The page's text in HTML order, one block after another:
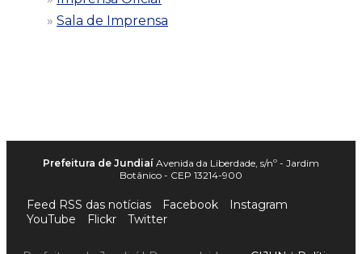
Sala de Imprensa
Prefeitura de Jundiaí Avenida da Liberdade, s/nº - Jardim
Botânico - CEP 13214-900
Feed RSS das notícias Facebook
Instagram
YouTube
Flickr Twitter